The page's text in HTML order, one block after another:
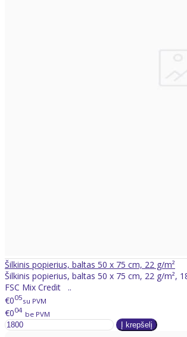
Šilkinis popierius, baltas 50 x 75 cm, 22 g/m²
Šilkinis popierius, baltas 50 x 75 cm, 22 g/m²,
FSC Mix Credit ..
€005su PVM
€004 be PVM